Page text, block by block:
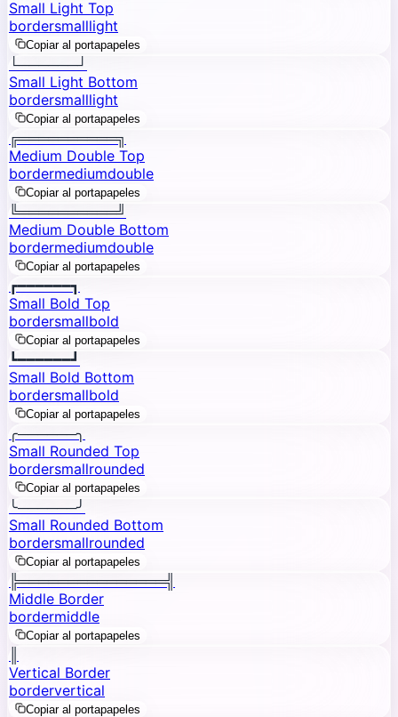
Small Light Top
bordersmalllight
Copiar al portapapeles
└──────┘
Small Light Bottom
bordersmalllight
Copiar al portapapeles
╔══════════╗
Medium Double Top
bordermediumdouble
Copiar al portapapeles
╚══════════╝
Medium Double Bottom
bordermediumdouble
Copiar al portapapeles
┏━━━━━━┓
Small Bold Top
bordersmallbold
Copiar al portapapeles
┗━━━━━━┛
Small Bold Bottom
bordersmallbold
Copiar al portapapeles
╭──────╮
Small Rounded Top
bordersmallrounded
Copiar al portapapeles
╰──────╯
Small Rounded Bottom
bordersmallrounded
Copiar al portapapeles
╠═══════════════╣
Middle Border
bordermiddle
Copiar al portapapeles
Vertical Border
bordervertical
Copiar al portapapeles